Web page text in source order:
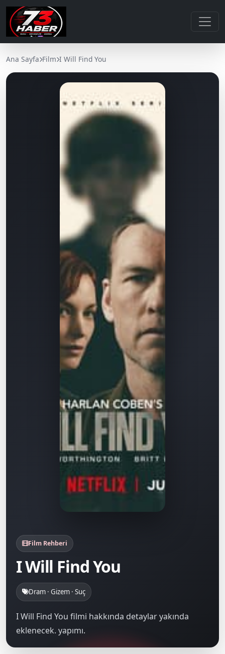
Ana Sayfa Film I Will Find You
Film Rehberi
I Will Find You
Dram · Gizem · Suç
I Will Find You filmi hakkında detaylar yakında
eklenecek. yapımı.